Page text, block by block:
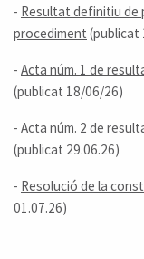
- Resultat definitiu de
procediment (publicat
- Acta núm. 1 de
(publicat 18/06/26)
- Acta núm. 2 de
(publicat 29.06.26)
- Resolució de la
01.07.26)